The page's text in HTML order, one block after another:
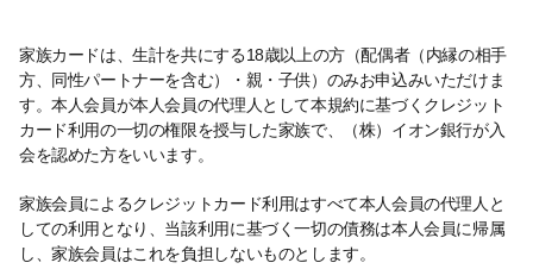
家族カードは、生計を共にする18歳以上の方（配偶者（内縁の相手
方、同性パートナーを含む）・親・子供）のみお申込みいただけま
す。本人会員が本人会員の代理人として本規約に基づくクレジット
カード利用の一切の権限を授与した家族で、（株）イオン銀行が入
会を認めた方をいいます。
家族会員によるクレジットカード利用はすべて本人会員の代理人と
しての利用となり、当該利用に基づく一切の債務は本人会員に帰属
し、家族会員はこれを負担しないものとします。